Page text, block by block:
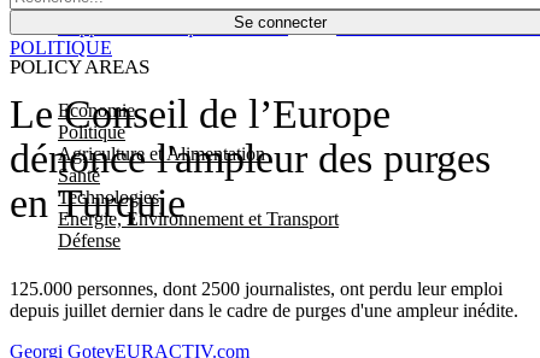
Se connecter
POLICY AREAS
Economie
Politique
Agriculture et Alimentation
Santé
Technologies
Energie, Environnement et Transport
Défense
Économie
Le Conseil de l’Europe
dénonce l'ampleur des purges
en Turquie
125.000 personnes, dont 2500 journalistes, ont perdu leur emploi
depuis juillet dernier dans le cadre de purges d'une ampleur inédite.
POLITIQUE
Georgi GotevEURACTIV.com